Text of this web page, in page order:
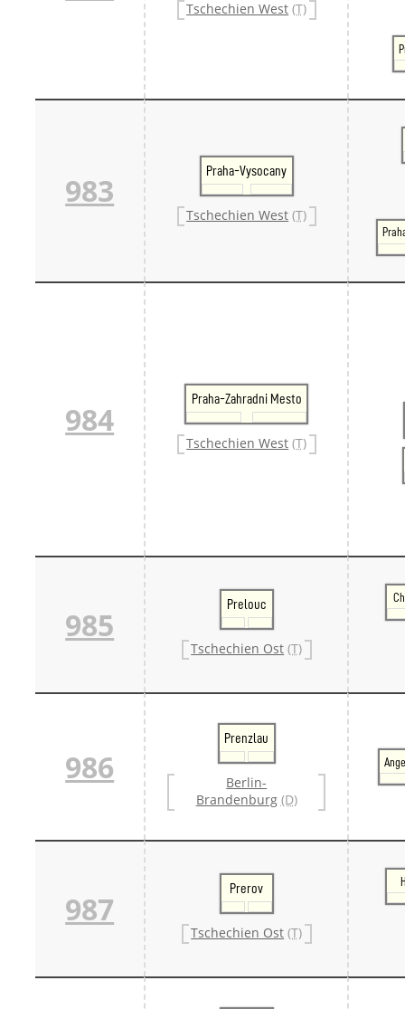
Tschechien West (T)
983
Praha-Vysocany
Tschechien West (T)
984
Praha-Zahradni Mesto
Tschechien West (T)
985
Prelouc
Tschechien Ost (T)
986
Prenzlau
Berlin-
Brandenburg (D)
987
Prerov
Tschechien Ost (T)